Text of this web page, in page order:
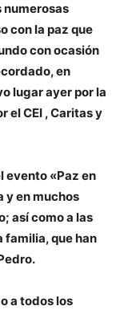
numerosas
con la paz que
con ocasión
en
lugar ayer por la
el CEI , Caritas y
evento «Paz en
y en muchos
así como a las
familia, que han
a todos los